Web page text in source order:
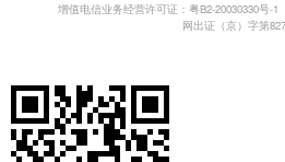
增值电信业务经营许可证：粤B2-20030330号-1
网出证（京）字第